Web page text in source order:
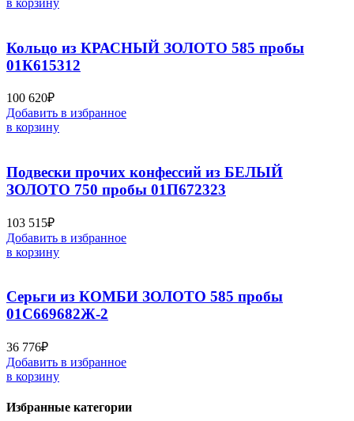
Кольцо из КРАСНЫЙ ЗОЛОТО 585 пробы
01К615312
100 620₽
Добавить в избранное
в корзину
Подвески прочих конфессий из БЕЛЫЙ
ЗОЛОТО 750 пробы 01П672323
103 515₽
Добавить в избранное
в корзину
Серьги из КОМБИ ЗОЛОТО 585 пробы
01С669682Ж-2
36 776₽
Добавить в избранное
в корзину
Избранные категории